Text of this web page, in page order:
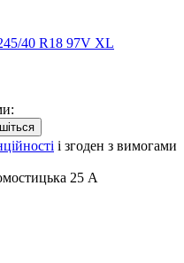
40 R18 97V XL
і згоден з вимогами
25 А